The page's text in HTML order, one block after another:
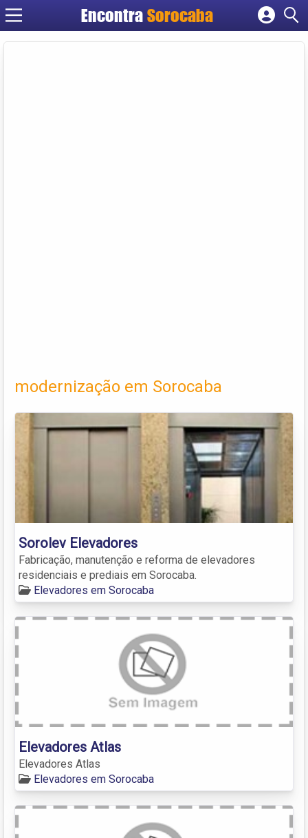
EncontraSorocaba
Cadastrar empresa
modernização em Sorocaba
Sorolev Elevadores
Fabricação, manutenção e reforma de elevadores
residenciais e prediais em Sorocaba.
Elevadores em Sorocaba
Elevadores Atlas
Elevadores Atlas
Elevadores em Sorocaba